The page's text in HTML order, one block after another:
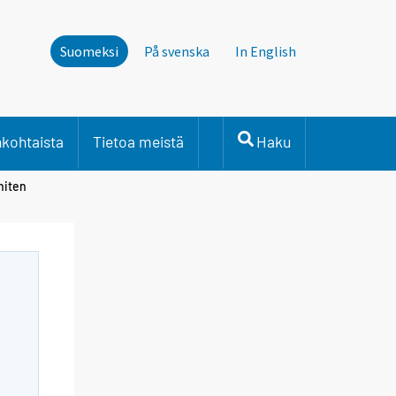
Suomeksi På svenska In English
Tietoa meistä Haku